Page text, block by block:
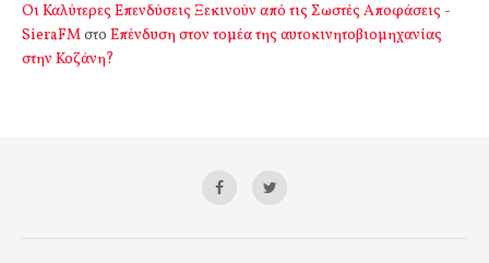
Οι Καλύτερες Επενδύσεις Ξεκινούν από τις Σωστές Αποφάσεις -
SieraFMστο Επένδυση στον τομέα της αυτοκινητοβιομηχανίας
στην Κοζάνη?